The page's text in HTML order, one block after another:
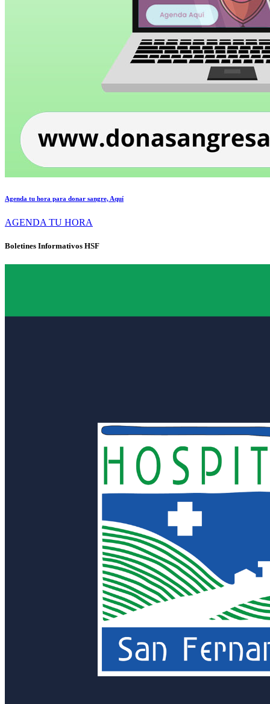
Agenda tu hora para donar sangre, Aquí
AGENDA TU HORA
Boletines Informativos HSF